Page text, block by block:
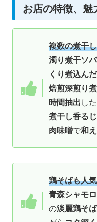
お店の特徴、魅
複数の煮干
濁り煮干ソバ
くり煮込ん
焙煎深煎り
時間抽出した
煮干し香る
肉味噌で和
鶏そばも人
青森シャモ
の淡麗鶏そば